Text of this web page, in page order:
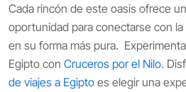
Cada rincón de este oasis ofrece
oportunidad para conectarse con
en su forma más pura.
Egipto con Cruceros por el Nilo.
de viajes a Egipto es elegir una